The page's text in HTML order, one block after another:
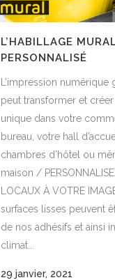
L’HABILLAGE
PERSONNALISÉ
L’impression
peut transformer et
unique dans votre
bureau, votre hall
chambres d’hôtel ou
maison /
LOCAUX À VOTRE
surfaces lisses peuvent
de nos adhésifs et ainsi
climat...
29 janvier, 2021